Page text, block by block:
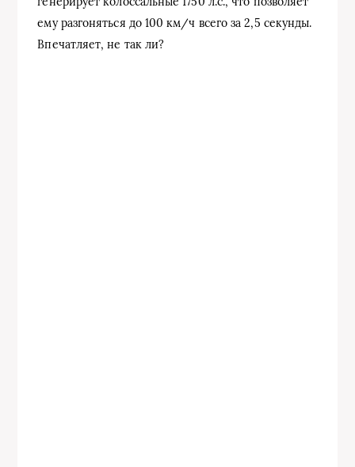
ему разгоняться до 100 км/ч всего за 2,5 секунды.
Впечатляет, не так ли?